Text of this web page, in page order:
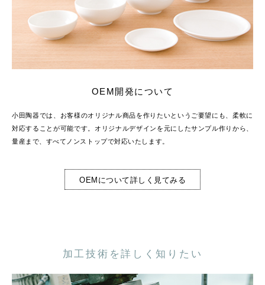
OEM開発について
小田陶器では、お客様のオリジナル商品を作りたいというご要望にも、柔軟に
対応することが可能です。オリジナルデザインを元にしたサンプル作りから、
量産まで、すべてノンストップで対応いたします。
OEMについて詳しく見てみる
加工技術を詳しく知りたい